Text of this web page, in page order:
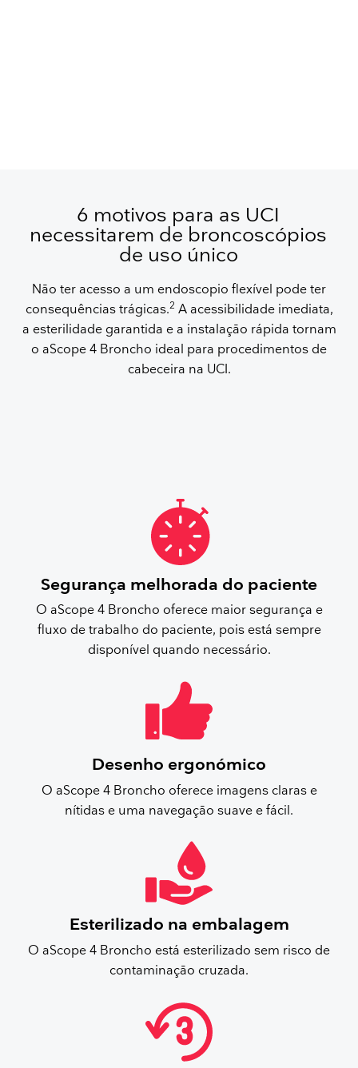
6 motivos para as UCI
necessitarem de broncoscópios
de uso único
Não ter acesso a um endoscopio flexível pode ter
consequências trágicas.2 A acessibilidade imediata,
a esterilidade garantida e a instalação rápida tornam
o aScope 4 Broncho ideal para procedimentos de
cabeceira na UCI.
Segurança melhorada do paciente
O aScope 4 Broncho oferece maior segurança e
fluxo de trabalho do paciente, pois está sempre
disponível quando necessário.
Desenho ergonómico
O aScope 4 Broncho oferece imagens claras e
nítidas e uma navegação suave e fácil.
Esterilizado na embalagem
O aScope 4 Broncho está esterilizado sem risco de
contaminação cruzada.